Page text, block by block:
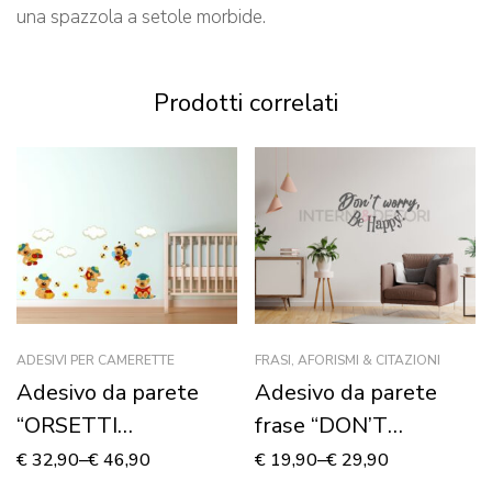
una spazzola a setole morbide.
Prodotti correlati
ADESIVI PER CAMERETTE
Adesivo da parete
“ORSETTI
DIVERTENTI” –
€32,90–€46,90
FRASI, AFORISMI & CITAZIONI
Adesivo da parete
frase “DON’T
WORRY, BE HAPPY!”
€ 19,90–€ 29,90